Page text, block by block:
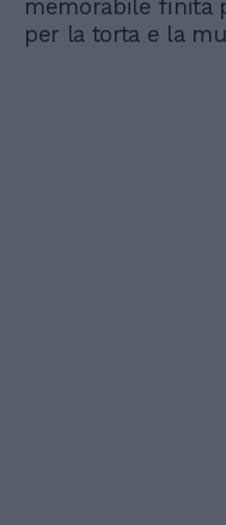
memorabile finita
per la torta e la